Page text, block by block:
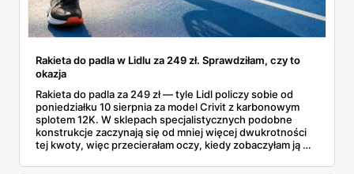
Rakieta do padla w Lidlu za 249 zł. Sprawdziłam, czy to
okazja
Rakieta do padla za 249 zł — tyle Lidl policzy sobie od
poniedziałku 10 sierpnia za model Crivit z karbonowym
splotem 12K. W sklepach specjalistycznych podobne
konstrukcje zaczynają się od mniej więcej dwukrotności
tej kwoty, więc przecierałam oczy, kiedy zobaczyłam ją w
najszybciej rosnący sport w Polsce: kortów przybywa